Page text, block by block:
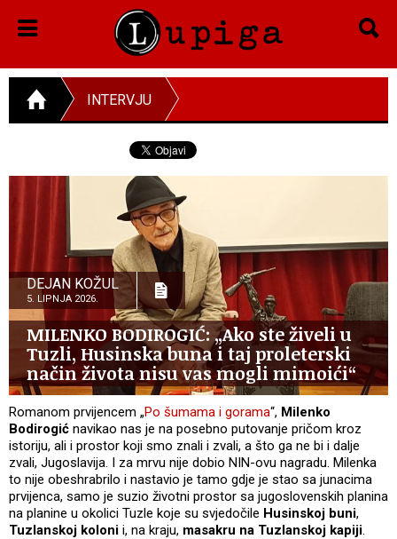
INTERVJU
DEJAN KOŽUL
5. LIPNJA 2026.
MILENKO BODIROGIĆ: „Ako ste živeli u
Tuzli, Husinska buna i taj proleterski
način života nisu vas mogli mimoići“
Romanom prvijencem „Po šumama i gorama“, Milenko
Bodirogić navikao nas je na posebno putovanje pričom kroz
istoriju, ali i prostor koji smo znali i zvali, a što ga ne bi i dalje
zvali, Jugoslavija. I za mrvu nije dobio NIN-ovu nagradu. Milenka
to nije obeshrabrilo i nastavio je tamo gdje je stao sa junacima
prvijenca, samo je suzio životni prostor sa jugoslovenskih planina
na planine u okolici Tuzle koje su svjedočile Husinskoj buni,
Tuzlanskoj koloni i, na kraju, masakru na Tuzlanskoj kapiji.